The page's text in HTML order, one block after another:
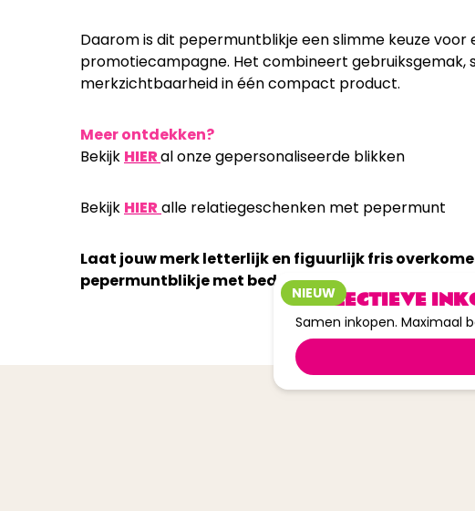
Daarom is dit pepermuntblikje een slimme keuze voor
promotiecampagne. Het combineert gebruiksgemak,
merkzichtbaarheid in één compact product.
Meer ontdekken?
Bekijk HIERal onze gepersonaliseerde blikken
Bekijk HIERalle relatiegeschenken met pepermunt
Laat jouw merk letterlijk en figuurlijk fris
pepermuntblikje met bedrukking maakt altijd
NIEUW
COLLECTIEVE
Samen inkopen. Maximaal